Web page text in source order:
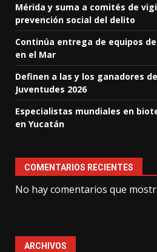
Mérida y suma a comités de
prevención social del delito
Continúa entrega de equipos
en el Mar
Definen a las y los ganadores
Juventudes 2026
Especialistas mundiales en
en Yucatán
COMENTARIOS RECIENTES
No hay comentarios que
ARCHIVOS